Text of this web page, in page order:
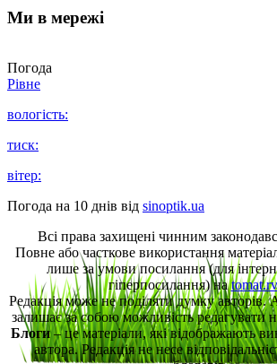
Ми в мережі
Погода
Рівне
вологість:
тиск:
вітер:
Погода на 10 днів від sinoptik.ua
Всі права захищені чинним
Повне або часткове використання
лише за умови посилання (для
гіперпосилання) на
Редакція може не поділяти думку авторів.
залишає за собою можливість редагувати
Блоги– це матеріали, які відображають
автора. Редакція не несе